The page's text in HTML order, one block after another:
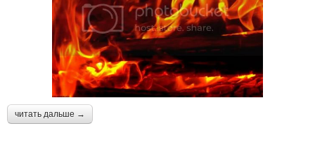
читать дальше →